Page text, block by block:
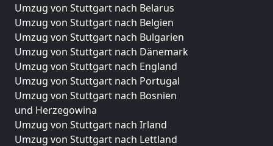
Umzug von Stuttgart nach Belarus
Umzug von Stuttgart nach Belgien
Umzug von Stuttgart nach Bulgarien
Umzug von Stuttgart nach Dänemark
Umzug von Stuttgart nach England
Umzug von Stuttgart nach Portugal
Umzug von Stuttgart nach Bosnien
und Herzegowina
Umzug von Stuttgart nach Irland
Umzug von Stuttgart nach Lettland